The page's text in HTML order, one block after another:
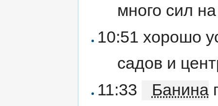
много сил
10:51 хорошо
садов и
11:33
Банина